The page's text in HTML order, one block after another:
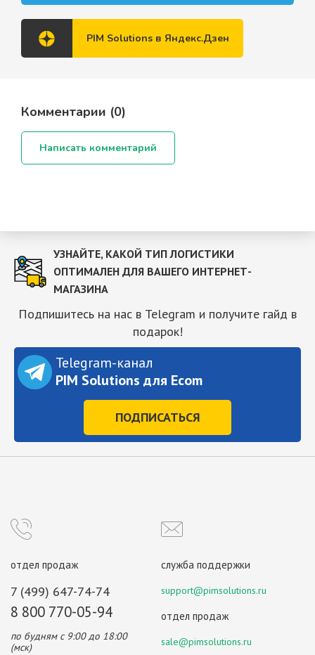
PIM Solutions в Яндекс.Дзен
Комментарии (0)
Написать комментарий
УЗНАЙТЕ, КАКОЙ ТИП ЛОГИСТИКИ
ОПТИМАЛЕН ДЛЯ ВАШЕГО ИНТЕРНЕТ-
МАГАЗИНА
Подпишитесь на нас в Telegram и получите гайд в
подарок!
Telegram-канал
PIM Solutions для Ecom
ПОДПИСАТЬСЯ
отдел продаж
7 (499) 647-74-74
8 800 770-05-94
по будням с 9:00 до 18:00
(мск)
служба поддержки
support@pimsolutions.ru
отдел продаж
sale@pimsolutions.ru